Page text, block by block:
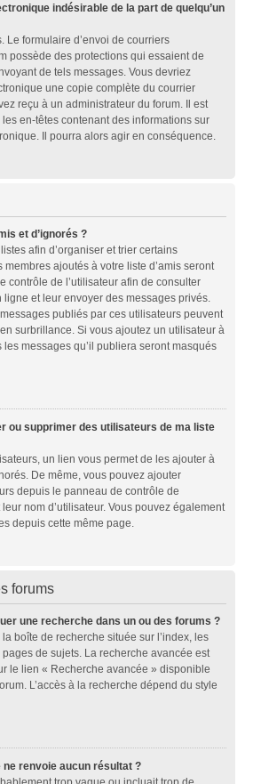
indésirable de la part de quelqu’un
Le formulaire d’envoi de courriers
possède des protections qui essaient de
de tels messages. Vous devriez
une copie complète du courrier
reçu à un administrateur du forum. Il est
les en-têtes contenant des informations sur
Il pourra alors agir en conséquence.
et d’ignorés ?
afin d’organiser et trier certains
ajoutés à votre liste d’amis seront
contrôle de l’utilisateur afin de consulter
ligne et leur envoyer des messages privés.
publiés par ces utilisateurs peuvent
surbrillance. Si vous ajoutez un utilisateur à
les messages qu’il publiera seront masqués
ou supprimer des utilisateurs de ma liste
un lien vous permet de les ajouter à
De même, vous pouvez ajouter
depuis le panneau de contrôle de
nom d’utilisateur. Vous pouvez également
depuis cette même page.
forums
une recherche dans un ou des forums ?
boîte de recherche située sur l’index, les
de sujets. La recherche avancée est
le lien « Recherche avancée » disponible
L’accès à la recherche dépend du style
renvoie aucun résultat ?